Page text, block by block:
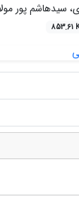
پور مولا
853.61